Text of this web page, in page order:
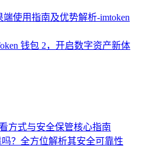
端使用指南及优势解析-imtoken
钱包 2，开启数字资产新体
方式与安全保管核心指南
？全方位解析其安全可靠性